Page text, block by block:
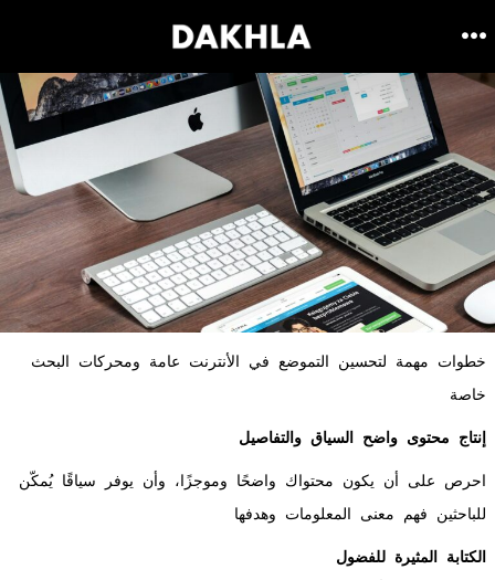
content
خطوات مهمة لتحسين التموضع في الأنترنت عامة ومحركات البحث
خاصة
إنتاج محتوى واضح السياق والتفاصيل
احرص على أن يكون محتواك واضحًا وموجزًا، وأن يوفر سياقًا يُمكّن
للباحثين فهم معنى المعلومات وهدفها
الكتابة المثيرة للفضول